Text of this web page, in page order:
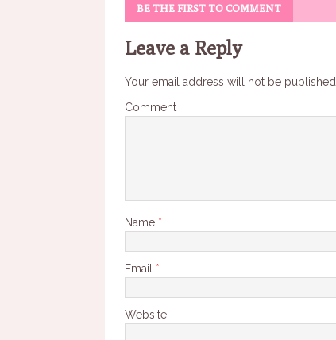
BE THE FIRST TO COMMENT
Leave a Reply
Your email address will not be published.
Comment
Name *
Email *
Website